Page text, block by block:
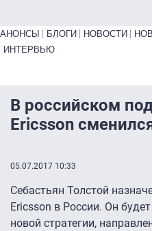
Primary links bottom
АНОНСЫ БЛОГИ НОВОСТИ
ИНТЕРВЬЮ
В российском
Ericsson
05.07.2017 10:33
Себастьян Толстой
Ericsson в России. Он
новой стратегии,